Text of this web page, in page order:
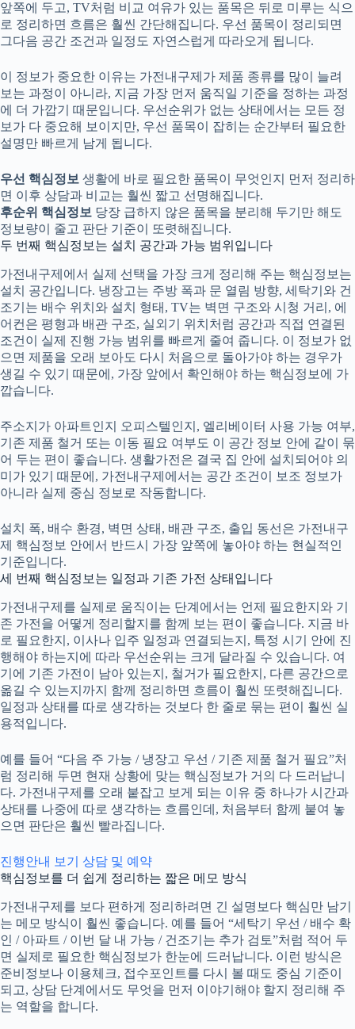
앞쪽에 두고, TV처럼 비교 여유가 있는 품목은 뒤로 미루는 식으
로 정리하면 흐름은 훨씬 간단해집니다. 우선 품목이 정리되면
그다음 공간 조건과 일정도 자연스럽게 따라오게 됩니다.
이 정보가 중요한 이유는 가전내구제가 제품 종류를 많이 늘려
보는 과정이 아니라, 지금 가장 먼저 움직일 기준을 정하는 과정
에 더 가깝기 때문입니다. 우선순위가 없는 상태에서는 모든 정
보가 다 중요해 보이지만, 우선 품목이 잡히는 순간부터 필요한
설명만 빠르게 남게 됩니다.
우선 핵심정보 생활에 바로 필요한 품목이 무엇인지 먼저 정리하
면 이후 상담과 비교는 훨씬 짧고 선명해집니다.
후순위 핵심정보 당장 급하지 않은 품목을 분리해 두기만 해도
정보량이 줄고 판단 기준이 또렷해집니다.
두 번째 핵심정보는 설치 공간과 가능 범위입니다
가전내구제 에서 실제 선택을 가장 크게 정리해 주는 핵심정보는
설치 공간입니다. 냉장고는 주방 폭과 문 열림 방향, 세탁기와 건
조기는 배수 위치와 설치 형태, TV는 벽면 구조와 시청 거리, 에
어컨은 평형과 배관 구조, 실외기 위치처럼 공간과 직접 연결된
조건이 실제 진행 가능 범위를 빠르게 줄여 줍니다. 이 정보가 없
으면 제품을 오래 보아도 다시 처음으로 돌아가야 하는 경우가
생길 수 있기 때문에, 가장 앞에서 확인해야 하는 핵심정보에 가
깝습니다.
주소지가 아파트인지 오피스텔인지, 엘리베이터 사용 가능 여부,
기존 제품 철거 또는 이동 필요 여부도 이 공간 정보 안에 같이 묶
어 두는 편이 좋습니다. 생활가전은 결국 집 안에 설치되어야 의
미가 있기 때문에, 가전내구제에서는 공간 조건이 보조 정보가
아니라 실제 중심 정보로 작동합니다.
설치 폭, 배수 환경, 벽면 상태, 배관 구조, 출입 동선은 가전내구
제 핵심정보 안에서 반드시 가장 앞쪽에 놓아야 하는 현실적인
기준입니다.
세 번째 핵심정보는 일정과 기존 가전 상태입니다
가전내구제 를 실제로 움직이는 단계에서는 언제 필요한지와 기
존 가전을 어떻게 정리할지를 함께 보는 편이 좋습니다. 지금 바
로 필요한지, 이사나 입주 일정과 연결되는지, 특정 시기 안에 진
행해야 하는지에 따라 우선순위는 크게 달라질 수 있습니다. 여
기에 기존 가전이 남아 있는지, 철거가 필요한지, 다른 공간으로
옮길 수 있는지까지 함께 정리하면 흐름이 훨씬 또렷해집니다.
일정과 상태를 따로 생각하는 것보다 한 줄로 묶는 편이 훨씬 실
용적입니다.
예를 들어 “다음 주 가능 / 냉장고 우선 / 기존 제품 철거 필요”처
럼 정리해 두면 현재 상황에 맞는 핵심정보가 거의 다 드러납니
다. 가전내구제를 오래 붙잡고 보게 되는 이유 중 하나가 시간과
상태를 나중에 따로 생각하는 흐름인데, 처음부터 함께 붙여 놓
으면 판단은 훨씬 빨라집니다.
진행안내 보기
상담 및 예약
핵심정보를 더 쉽게 정리하는 짧은 메모 방식
가전내구제 를 보다 편하게 정리하려면 긴 설명보다 핵심만 남기
는 메모 방식이 훨씬 좋습니다. 예를 들어 “세탁기 우선 / 배수 확
인 / 아파트 / 이번 달 내 가능 / 건조기는 추가 검토”처럼 적어 두
면 실제로 필요한 핵심정보가 한눈에 드러납니다. 이런 방식은
준비정보나 이용체크, 접수포인트를 다시 볼 때도 중심 기준이
되고, 상담 단계에서도 무엇을 먼저 이야기해야 할지 정리해 주
는 역할을 합니다.